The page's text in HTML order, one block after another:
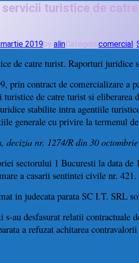
servicii turistice de
2019by alinCategorii:comercial
de catre turist. Raporturi juridice
prin contract de comercializare a
de catre turist si
stabilite intra agentiile
generale cu privire la termenul
nr. 1274/R din 30
sectorului 1 Bucuresti la data
a casarii sentintei civile nr. 421.
in judecata parata SC I.T. SRL
au desfasurat relatii
a refuzat achitarea